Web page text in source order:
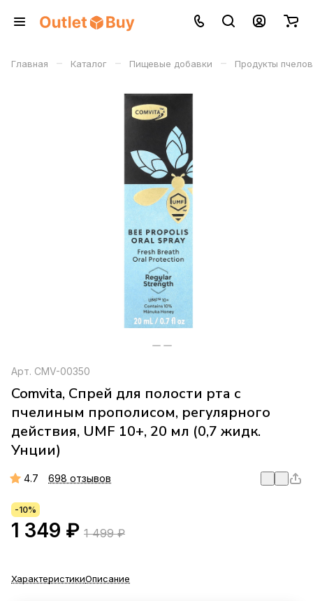
Главная – Каталог – Пищевые добавки – Продукты
Арт. CMV-00350
Comvita, Спрей для полости рта с
пчелиным прополисом, регулярного
действия, UMF 10+, 20 мл (0,7 жидк.
Унции)
4.7 698 отзывов
-10%
1 349 ₽ 1 499 ₽
ХарактеристикиОписание